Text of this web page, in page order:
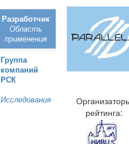
Разработчик
Область
применения
Группа
компаний
РСК
Исследования
рейтинга: